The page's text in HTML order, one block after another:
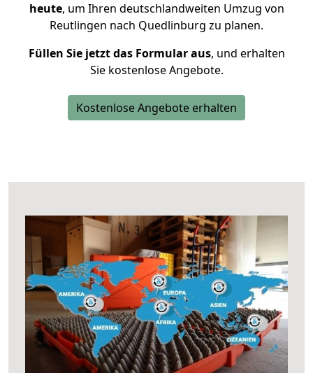
heute, um Ihren deutschlandweiten Umzug von
Reutlingen nach Quedlinburg zu planen.
Füllen Sie jetzt das Formular aus, und erhalten
Sie kostenlose Angebote.
Kostenlose Angebote erhalten